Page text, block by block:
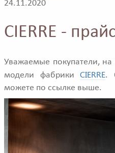
24.11.2020
CIERRE -
Уважаемые покупатели,
модели фабрики CIERRE.
можете по ссылке выше.